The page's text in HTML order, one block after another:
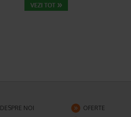
DESPRE NOI OFERTE